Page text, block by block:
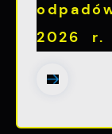
2026 r.